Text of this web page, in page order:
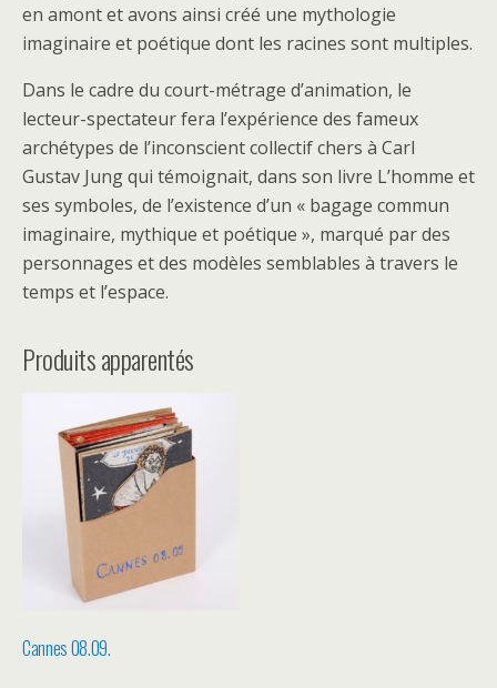
en amont et avons ainsi créé une mythologie
imaginaire et poétique dont les racines sont multiples.
Dans le cadre du court-métrage d’animation, le
lecteur-spectateur fera l’expérience des fameux
archétypes de l’inconscient collectif chers à Carl
Gustav Jung qui témoignait, dans son livre L’homme et
ses symboles, de l’existence d’un « bagage commun
imaginaire, mythique et poétique », marqué par des
personnages et des modèles semblables à travers le
temps et l’espace.
Produits apparentés
Cannes 08.09.